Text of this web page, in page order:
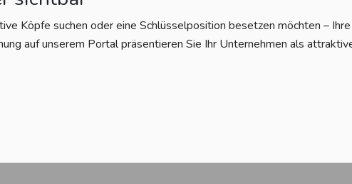
Köpfe suchen oder eine Schlüsselposition besetzen möchten –
auf unserem Portal präsentieren Sie Ihr Unternehmen als